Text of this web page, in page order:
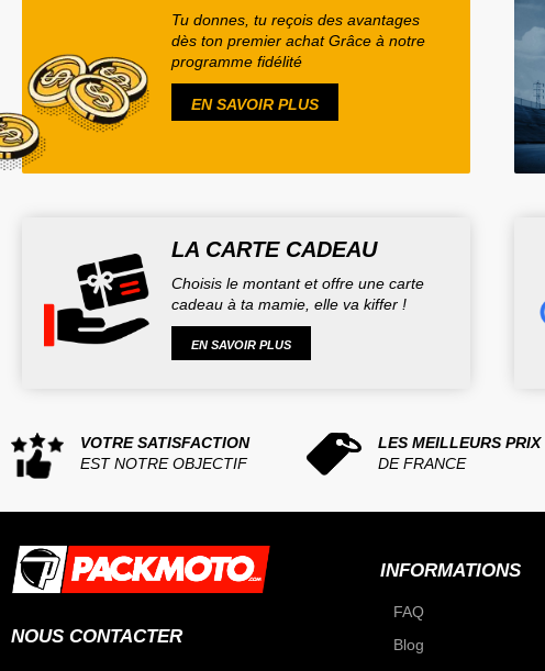
Tu donnes, tu reçois des avantages
dès ton premier achat Grâce à notre
programme fidélité
EN SAVOIR PLUS
LA CARTE CADEAU
Choisis le montant et offre une carte
cadeau à ta mamie, elle va kiffer !
EN SAVOIR PLUS
VOTRE SATISFACTION
EST NOTRE OBJECTIF
LES MEILLEURS PRIX
DE FRANCE
NOUS CONTACTER
INFORMATIONS
FAQ
Blog